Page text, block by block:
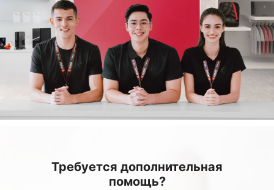
Требуется дополнительная
помощь?